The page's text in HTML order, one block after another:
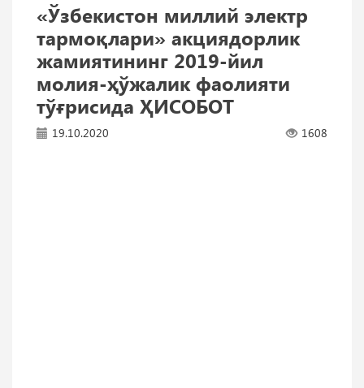
«Ўзбекистон миллий электр
тармоқлари» акциядорлик
жамиятининг 2019-йил
молия-ҳўжалик фаолияти
тўғрисида ҲИСОБОТ
19.10.2020 1608